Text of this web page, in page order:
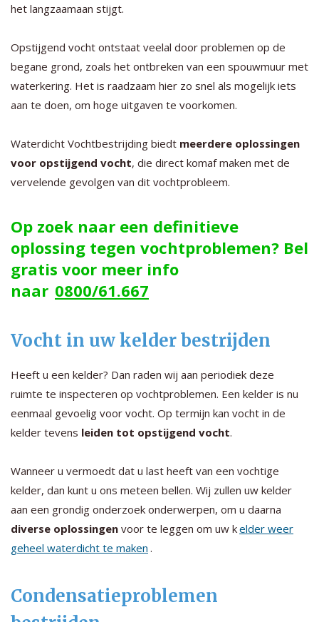
het langzaamaan stijgt.
Opstijgend vocht ontstaat veelal door problemen op de
begane grond, zoals het ontbreken van een spouwmuur met
waterkering. Het is raadzaam hier zo snel als mogelijk iets
aan te doen, om hoge uitgaven te voorkomen.
Waterdicht Vochtbestrijding biedt meerdere oplossingen
voor opstijgend vocht, die direct komaf maken met de
vervelende gevolgen van dit vochtprobleem.
Op zoek naar een definitieve
oplossing tegen vochtproblemen? Bel
gratis voor meer info
naar 0800/61.667
Vocht in uw kelder bestrijden
Heeft u een kelder? Dan raden wij aan periodiek deze
ruimte te inspecteren op vochtproblemen. Een kelder is nu
eenmaal gevoelig voor vocht. Op termijn kan vocht in de
kelder tevens leiden tot opstijgend vocht.
Wanneer u vermoedt dat u last heeft van een vochtige
kelder, dan kunt u ons meteen bellen. Wij zullen uw kelder
aan een grondig onderzoek onderwerpen, om u daarna
diverse oplossingen voor te leggen om uw kelder weer
geheel waterdicht te maken .
Condensatieproblemen